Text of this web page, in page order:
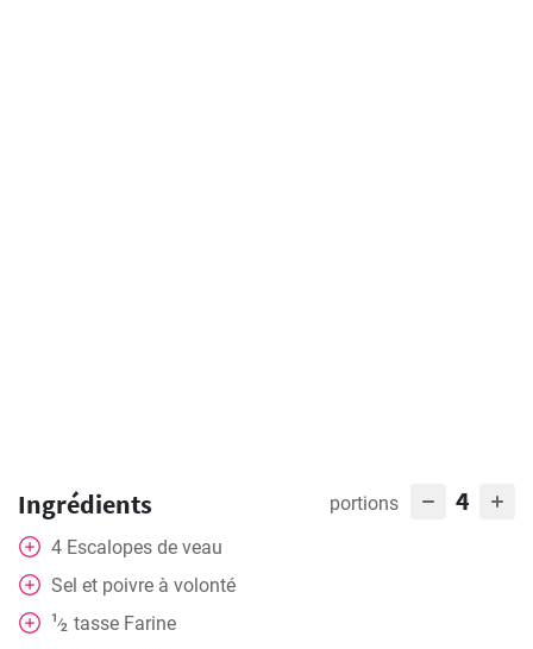
Ingrédients portions 4
4 Escalopes de veau
Sel et poivre à volonté
1⁄2 tasse Farine